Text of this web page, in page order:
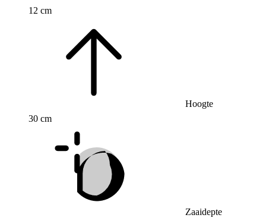
12 cm
Hoogte
30 cm
Zaaidepte